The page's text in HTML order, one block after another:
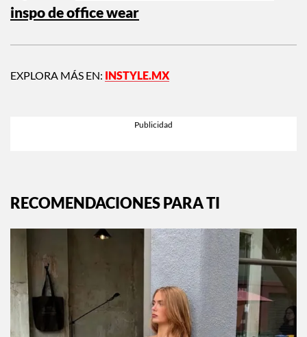
Siguiente:El vestuario de All’s Fair nos da
inspo de office wear
RECOMENDACIONES PARA TI